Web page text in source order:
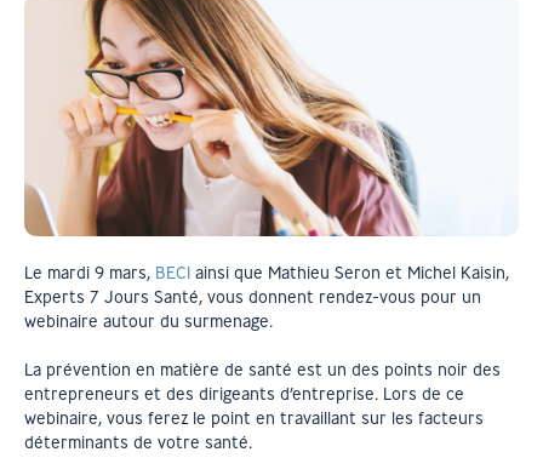
Le mardi 9 mars, BECI ainsi que Mathieu Seron et Michel Kaisin,
Experts 7 Jours Santé, vous donnent rendez-vous pour un
webinaire autour du surmenage.
La prévention en matière de santé est un des points noir des
entrepreneurs et des dirigeants d’entreprise. Lors de ce
webinaire, vous ferez le point en travaillant sur les facteurs
déterminants de votre santé.